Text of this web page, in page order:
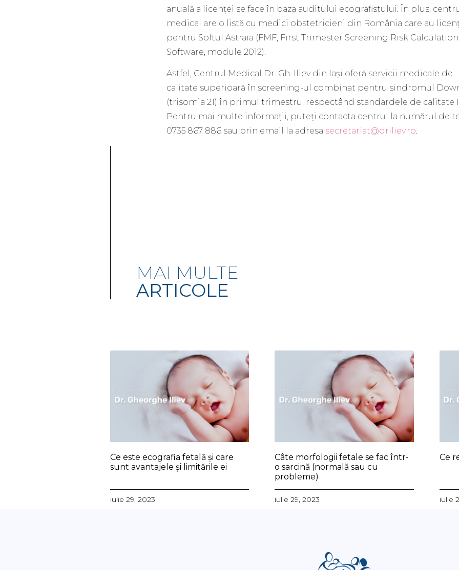
anuală a licenței se face în baza auditului ecografistului. În plus,
medical are o listă cu medici obstetricieni din România care au
pentru Softul Astraia (FMF, First Trimester Screening Risk Calculation
Software, module 2012).
Astfel, Centrul Medical Dr. Gh. Iliev din Iași oferă servicii medicale de
calitate superioară în screening-ul combinat pentru sindromul
(trisomia 21) în primul trimestru, respectând standardele de calitate
Pentru mai multe informații, puteți contacta centrul la numărul de
0735 867 886 sau prin email la adresa secretariat@driliev.ro.
MAI MULTE
ARTICOLE
Ce este ecografia fetală și care
sunt avantajele și limitările ei
iulie 29, 2023
Câte morfologii fetale se fac într-
o sarcină (normal ă sau cu
probleme)
iulie 29, 2023
Ce
iulie